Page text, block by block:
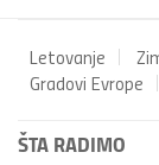
Letovanje
Gradovi Evrope
ŠTA RADIMO